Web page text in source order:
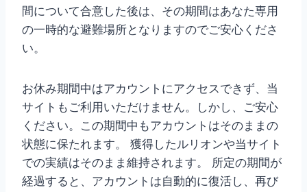
間について合意した後は、その期間はあなた専用
の一時的な避難場所となりますのでご安心くださ
い。
お休み期間中はアカウントにアクセスできず、当
サイトもご利用いただけません。しかし、ご安心
ください。この期間中もアカウントはそのままの
状態に保たれます。 獲得したルリオンや当サイト
での実績はそのまま維持されます。 所定の期間が
経過すると、アカウントは自動的に復活し、再び